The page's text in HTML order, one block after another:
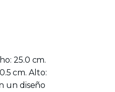
25.0 cm.
cm. Alto:
un diseño